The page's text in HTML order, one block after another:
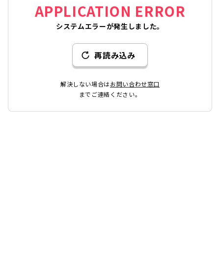
APPLICATION ERROR
システムエラーが発生しました。
再読み込み
解決しない場合はお問い合わせ窓口
までご連絡ください。